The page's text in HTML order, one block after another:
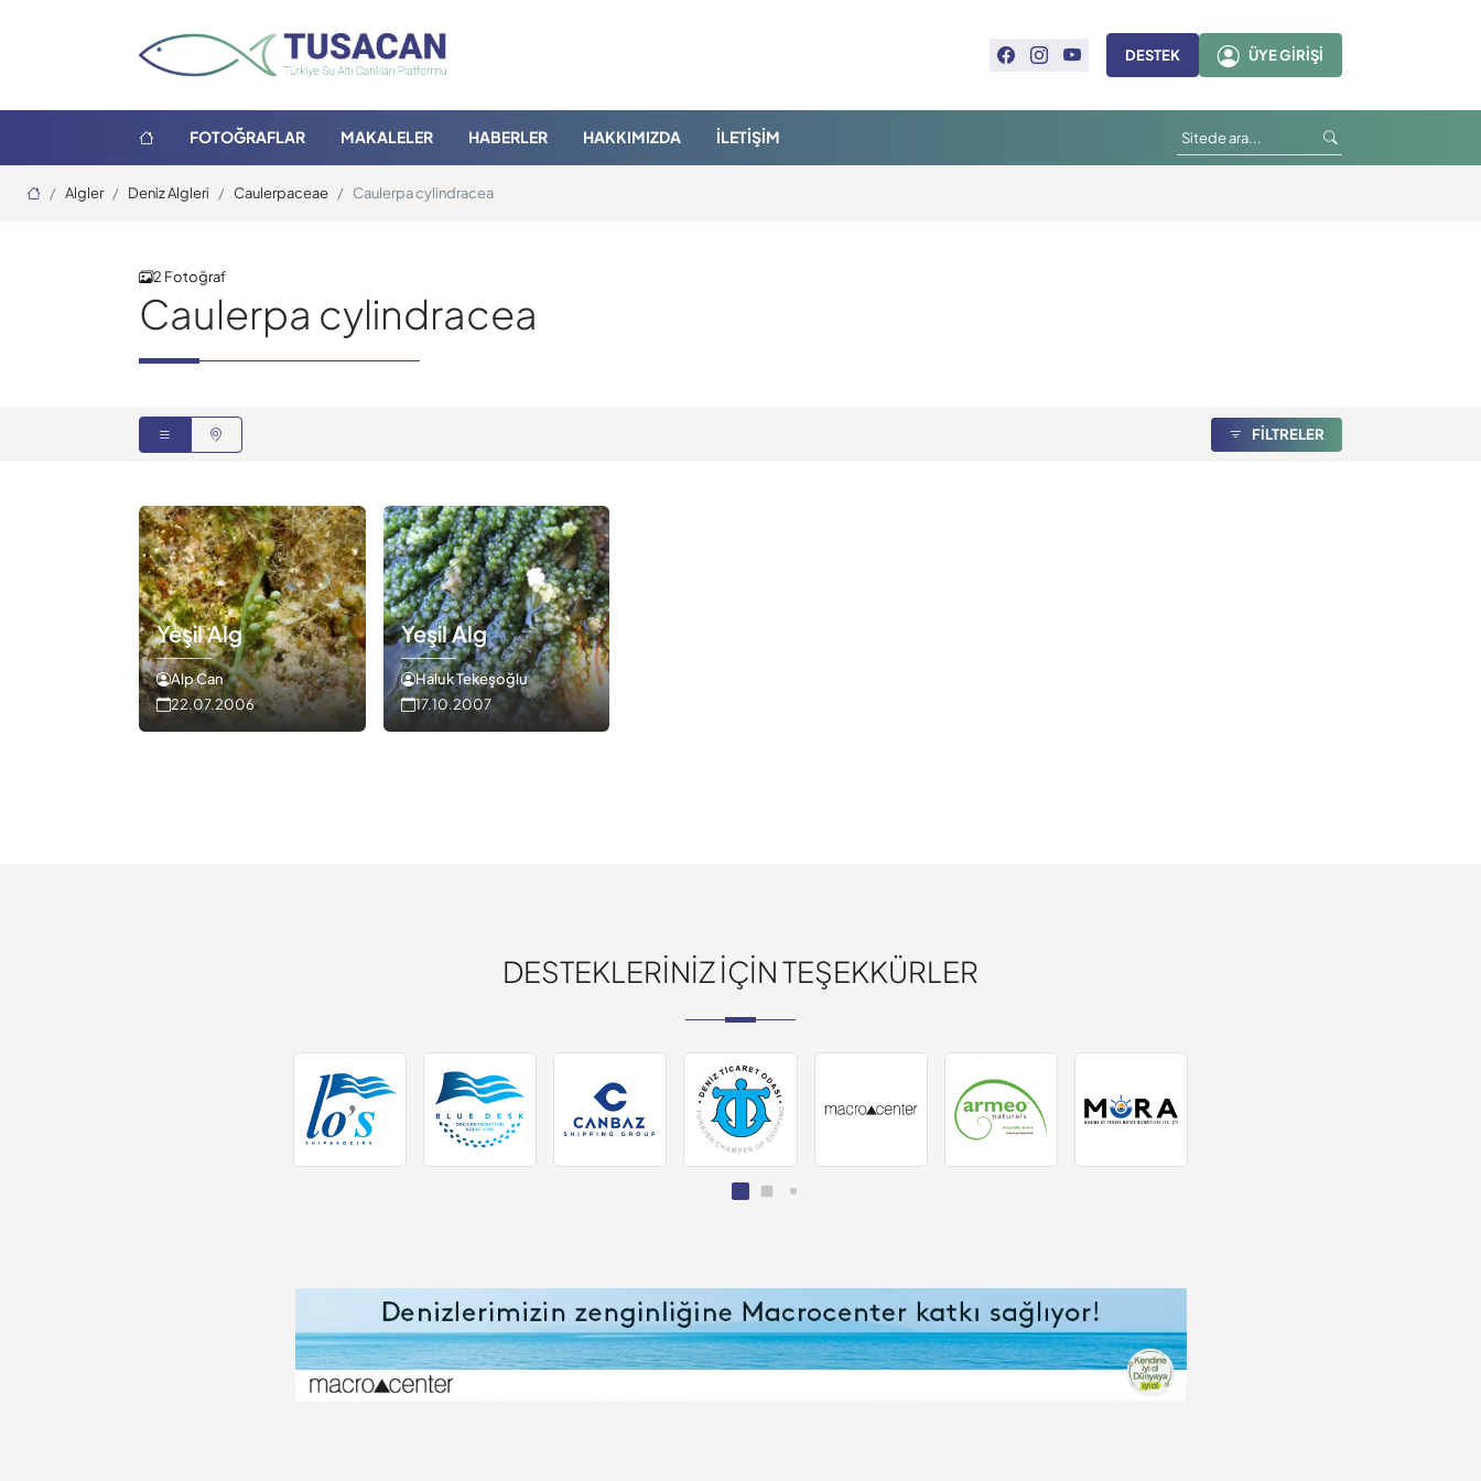
DESTEK ÜYE GIRIŞI
FOTOĞRAFLAR MAKALELER HABERLER HAKKIMIZDA İLETIŞIM
Ana Sayfa
Algler Deniz Algleri Caulerpaceae Caulerpa cylindracea
2 Fotoğraf
Caulerpa cylindracea
FİLTRELER
Yeşil Alg
Alp Can
22.07.2006
Yeşil Alg
Haluk Tekeşoğlu
17.10.2007
DESTEKLERINIZ IÇIN TEŞEKKÜRLER